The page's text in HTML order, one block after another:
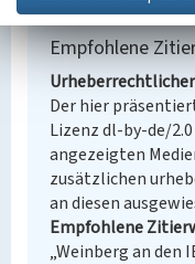
Empfohlene
Der hier
Lizenz dl-by-de/
angezeigten
zusätzlichen
an diesen
Empfohlene
„Weinberg an den